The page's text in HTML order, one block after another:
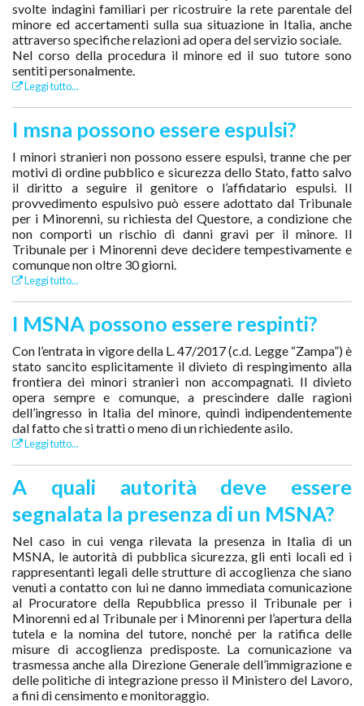
svolte indagini familiari per ricostruire la rete parentale del
minore ed accertamenti sulla sua situazione in Italia, anche
attraverso specifiche relazioni ad opera del servizio sociale.
Nel corso della procedura il minore ed il suo tutore sono
sentiti personalmente.
Leggi tutto...
I msna possono essere espulsi?
I minori stranieri non possono essere espulsi, tranne che per
motivi di ordine pubblico e sicurezza dello Stato, fatto salvo
il diritto a seguire il genitore o l’affidatario espulsi. Il
provvedimento espulsivo può essere adottato dal Tribunale
per i Minorenni, su richiesta del Questore, a condizione che
non comporti un rischio di danni gravi per il minore. Il
Tribunale per i Minorenni deve decidere tempestivamente e
comunque non oltre 30 giorni.
Leggi tutto...
I MSNA possono essere respinti?
Con l’entrata in vigore della L. 47/2017 (c.d. Legge “Zampa”) è
stato sancito esplicitamente il divieto di respingimento alla
frontiera dei minori stranieri non accompagnati. Il divieto
opera sempre e comunque, a prescindere dalle ragioni
dell’ingresso in Italia del minore, quindi indipendentemente
dal fatto che si tratti o meno di un richiedente asilo.
Leggi tutto...
A quali autorità deve essere
segnalata la presenza di un MSNA?
Nel caso in cui venga rilevata la presenza in Italia di un
MSNA, le autorità di pubblica sicurezza, gli enti locali ed i
rappresentanti legali delle strutture di accoglienza che siano
venuti a contatto con lui ne danno immediata comunicazione
al Procuratore della Repubblica presso il Tribunale per i
Minorenni ed al Tribunale per i Minorenni per l’apertura della
tutela e la nomina del tutore, nonché per la ratifica delle
misure di accoglienza predisposte. La comunicazione va
trasmessa anche alla Direzione Generale dell’immigrazione e
delle politiche di integrazione presso il Ministero del Lavoro,
a fini di censimento e monitoraggio.